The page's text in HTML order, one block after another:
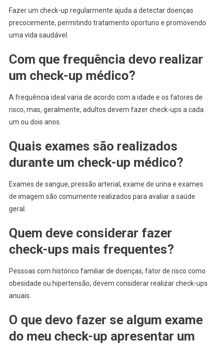
Fazer um check-up regularmente ajuda a detectar doenças
precocemente, permitindo tratamento oportuno e promovendo
uma vida saudável.
Com que frequência devo realizar
um check-up médico?
A frequência ideal varia de acordo com a idade e os fatores de
risco, mas, geralmente, adultos devem fazer check-ups a cada
um ou dois anos.
Quais exames são realizados
durante um check-up médico?
Exames de sangue, pressão arterial, exame de urina e exames
de imagem são comumente realizados para avaliar a saúde
geral.
Quem deve considerar fazer
check-ups mais frequentes?
Pessoas com histórico familiar de doenças, fator de risco como
obesidade ou hipertensão, devem considerar realizar check-ups
anuais.
O que devo fazer se algum exame
do meu check-up apresentar um